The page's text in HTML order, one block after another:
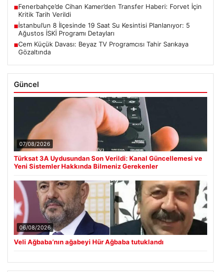
■Fenerbahçe’de Cihan Kamer’den Transfer Haberi: Forvet İçin
Kritik Tarih Verildi
■İstanbul’un 8 İlçesinde 19 Saat Su Kesintisi Planlanıyor: 5
Ağustos İSKİ Programı Detayları
■Cem Küçük Davası: Beyaz TV Programcısı Tahir Sarıkaya
Gözaltında
Güncel
07/08/2026
Türksat 3A Uydusundan Son Verildi: Kanal Güncellemesi ve
Yeni Sistemler Hakkında Bilmeniz Gerekenler
06/08/2026
Veli Ağbaba’nın ağabeyi Hür Ağbaba tutuklandı